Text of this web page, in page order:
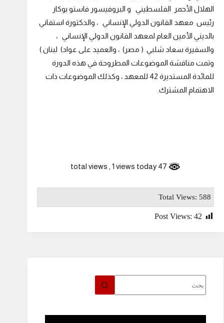
الهلال الأحمر الفلسطيني و البروفيسور فاستو بوكار
رئيس معهد القانون الدولي الإنساني ، والدكتورة استفاني
بالديني الأمين العام لمعهد القانون الدولي الإنساني ،
والسفيرة سعاد شلبي ( مصر) ، والعميد على عواد) لبنان )
وتمت مناقشة الموضوعات المطروحة في هذه الدورة
للمائدة المستديرة 42 للمعهد ، وكذلك الموضوعات ذات
الاهتمام المشترك.
, 1 views today
Total Views: 588
Post Views: 42
توجد